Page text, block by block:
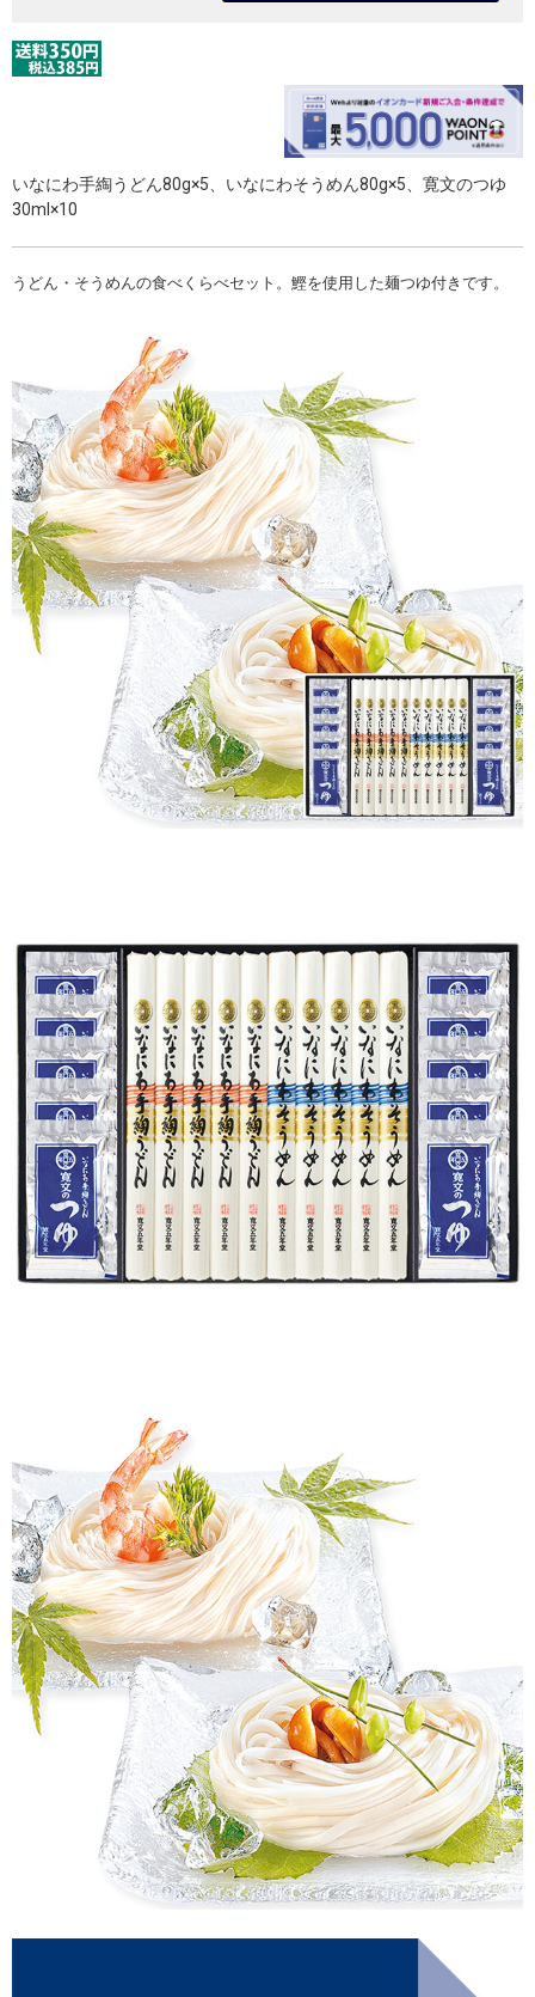
いなにわ手綯うどん80g×5、いなにわそうめん80g×5、寛文のつゆ
30ml×10
うどん・そうめんの食べくらべセット。鰹を使用した麺つゆ付きです。